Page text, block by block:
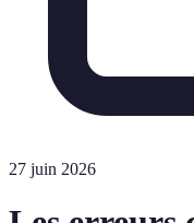
27 juin 2026